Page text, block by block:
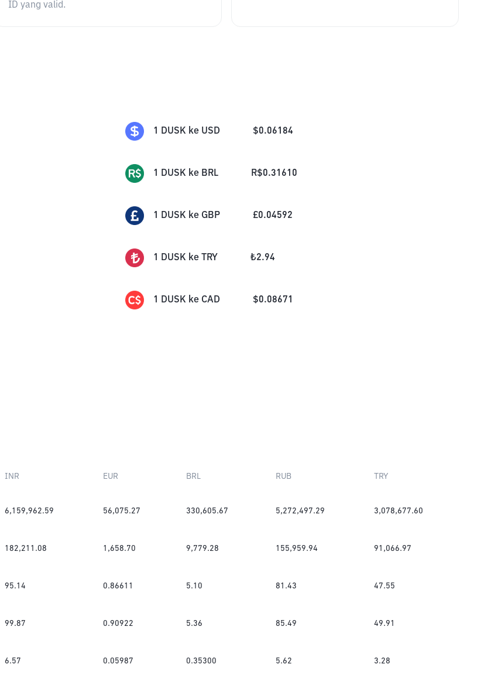
ID yang valid.
1 DUSK ke USD $0.06184
1 DUSK ke BRL R$0.31610
1 DUSK ke GBP £0.04592
1 DUSK ke TRY ₺2.94
1 DUSK ke CAD $0.08671
INR EUR BRL RUB TRY
6,159,962.59 56,075.27 330,605.67 5,272,497.29 3,078,677.60
182,211.08 1,658.70 9,779.28 155,959.94 91,066.97
95.14 0.86611 5.10 81.43 47.55
99.87 0.90922 5.36 85.49 49.91
6.57 0.05987 0.35300 5.62 3.28